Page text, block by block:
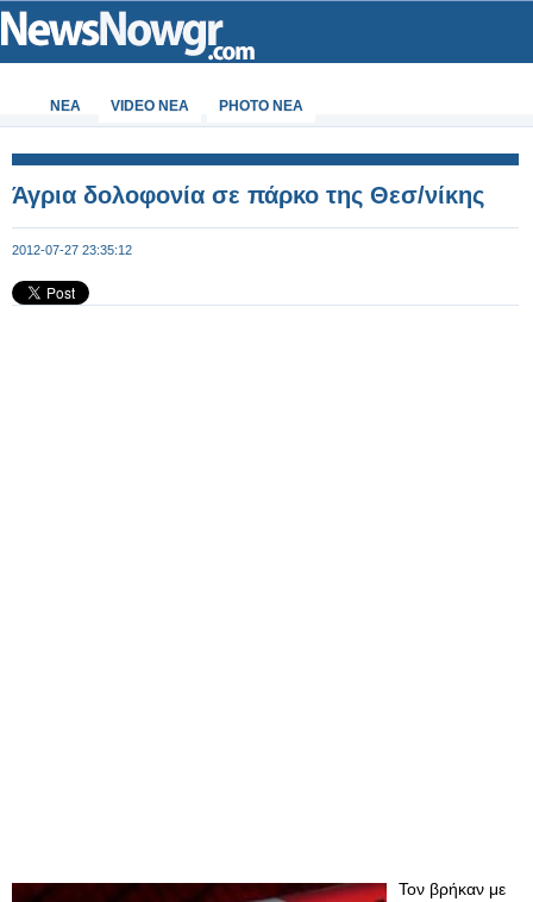
ΝΕΑ VIDEO NEA PHOTO NEA
Άγρια δολοφονία σε πάρκο της Θεσ/νίκης
2012-07-27 23:35:12
Τον βρήκαν με